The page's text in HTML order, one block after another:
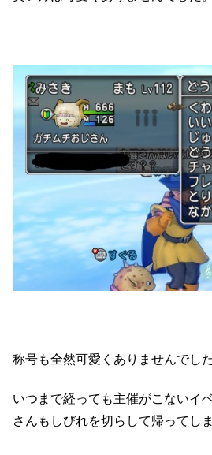
称号も全然可愛くありませんでした
いつまで経っても主催がこないイ
さんもしびれを切らして帰ってし